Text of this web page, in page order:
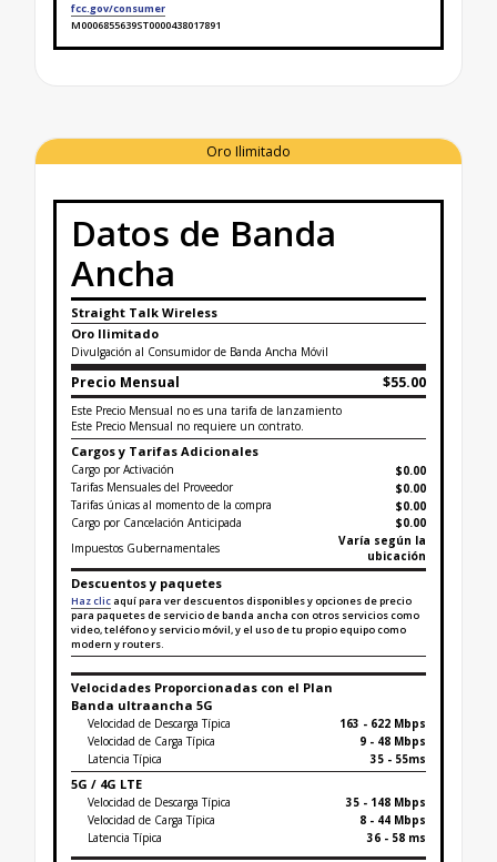
fcc.gov/consumer
M0006855639ST0000438017891
Finaliza la etiqueta de datos sobre banda ancha
Oro Ilimitado
Datos de Banda
Ancha
Straight Talk Wireless
Oro Ilimitado
Divulgación al Consumidor de Banda Ancha Móvil
Precio Mensual $55.00
Este Precio Mensual no es una tarifa de lanzamiento
Este Precio Mensual no requiere un contrato.
Cargos y Tarifas Adicionales
Cargo por Activación
$0.00
Tarifas Mensuales del Proveedor
$0.00
Tarifas únicas al momento de la compra
$0.00
Cargo por Cancelación Anticipada
$0.00
Impuestos Gubernamentales
Varía según la
ubicación
Descuentos y paquetes
Haz clic aquí para ver descuentos disponibles y opciones de precio
para paquetes de servicio de banda ancha con otros servicios como
video, teléfono y servicio móvil, y el uso de tu propio equipo como
modern y routers.
Velocidades Proporcionadas con el Plan
Banda ultraancha 5G
Velocidad de Descarga Típica
163 - 622 Mbps
Velocidad de Carga Típica
9 - 48 Mbps
Latencia Típica
35 - 55ms
5G / 4G LTE
Velocidad de Descarga Típica
35 - 148 Mbps
Velocidad de Carga Típica
8 - 44 Mbps
Latencia Típica
36 - 58 ms